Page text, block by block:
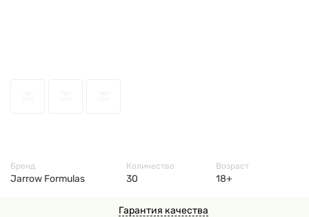
Гарантия качества
Бренд
Jarrow Formulas
Количество
30
Возраст
18+